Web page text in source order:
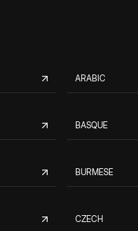
ARABIC
BASQUE
BURMESE
CZECH